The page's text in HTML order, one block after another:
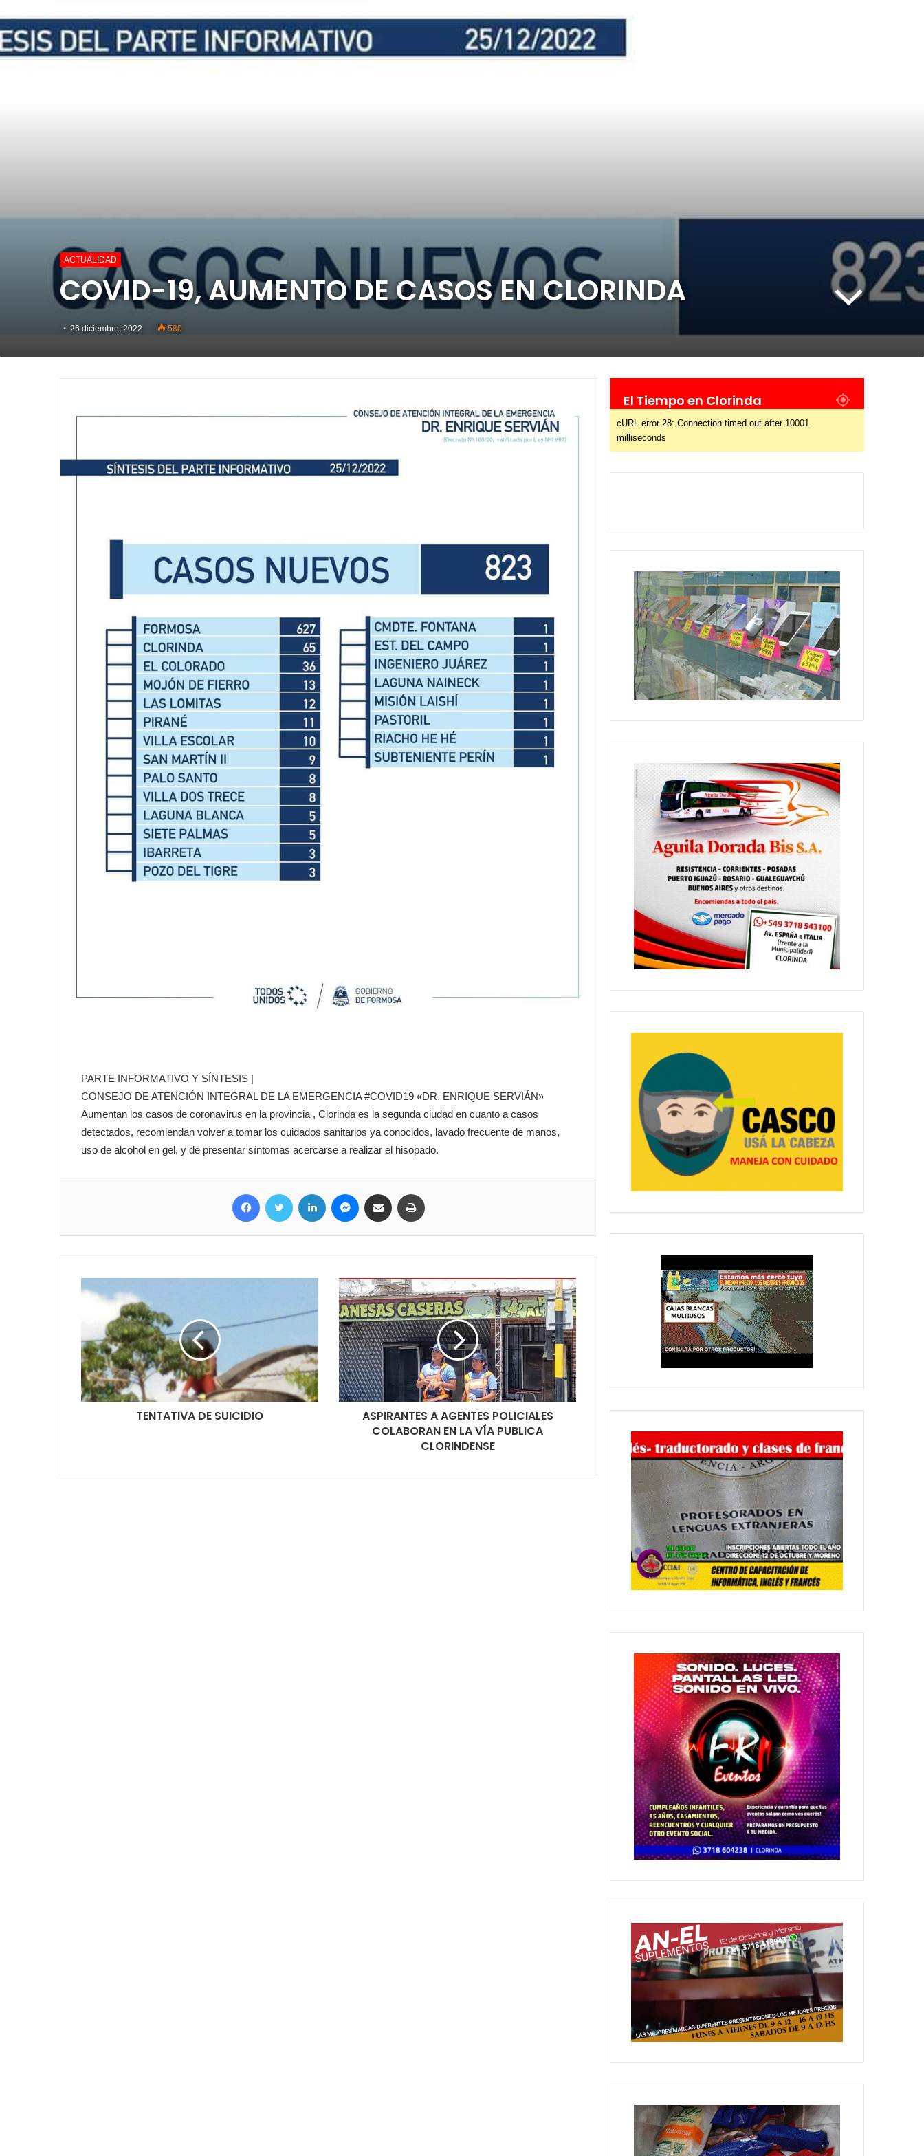
ACTUALIDAD
COVID-19, AUMENTO DE CASOS EN CLORINDA
26 diciembre, 2022 580
PARTE INFORMATIVO Y SÍNTESIS |
CONSEJO DE ATENCIÓN INTEGRAL DE LA EMERGENCIA #COVID19 «DR. ENRIQUE SERVIÁN»
Aumentan los casos de coronavirus en la provincia , Clorinda es la segunda ciudad en cuanto a casos
detectados, recomiendan volver a tomar los cuidados sanitarios ya conocidos, lavado frecuente de manos,
uso de alcohol en gel, y de presentar síntomas acercarse a realizar el hisopado.
Facebook Twitter LinkedIn MessengerCompartir por correo electrónico
TENTATIVA DE SUICIDIO
ASPIRANTES A AGENTES POLICIALES
COLABORAN EN LA VÍA PUBLICA
CLORINDENSE
El Tiempo en Clorinda
cURL error 28: Connection timed out after 10001
milliseconds